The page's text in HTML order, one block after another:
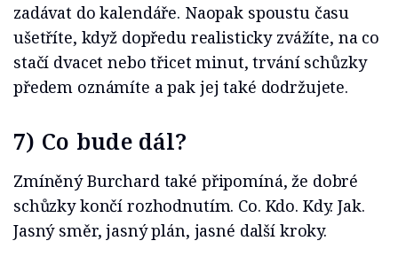
zadávat do kalendáře. Naopak spoustu času
ušetříte, když dopředu realisticky zvážíte, na co
stačí dvacet nebo třicet minut, trvání schůzky
předem oznámíte a pak jej také dodržujete.
7) Co bude dál?
Zmíněný Burchard také připomíná, že dobré
schůzky končí rozhodnutím. Co. Kdo. Kdy. Jak.
Jasný směr, jasný plán, jasné další kroky.